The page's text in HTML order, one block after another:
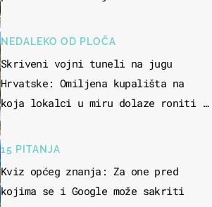
NEDALEKO OD PLOČA
Skriveni vojni tuneli na jugu
Hrvatske: Omiljena kupališta na
koja lokalci u miru dolaze roniti i
15 PITANJA
Kviz općeg znanja: Za one pred
kojima se i Google može sakriti